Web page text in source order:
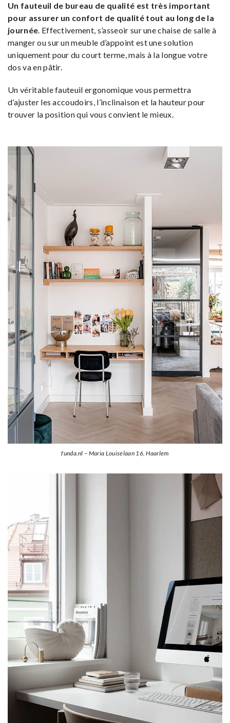
Un fauteuil de bureau de qualité est très important
pour assurer un confort de qualité tout au long de la
journée. Effectivement, s’asseoir sur une chaise de salle à
manger ou sur un meuble d’appoint est une solution
uniquement pour du court terme, mais à la longue votre
dos va en pâtir.
Un véritable fauteuil ergonomique vous permettra
d’ajuster les accoudoirs, l’inclinaison et la hauteur pour
trouver la position qui vous convient le mieux.
funda.nl – Maria Louiselaan 16, Haarlem